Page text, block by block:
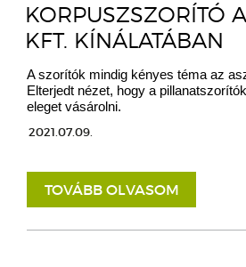
KORPUSZSZORÍTÓ
KFT. KÍNÁLATÁBAN
A szorítók mindig kényes téma az
Elterjedt nézet, hogy a
eleget vásárolni.
2021.07.09.
TOVÁBB OLVASOM